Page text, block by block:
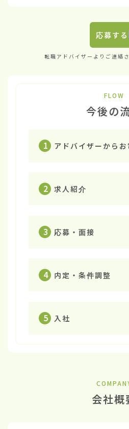
応募する
転職アドバイザーよりご連絡
FLOW
今後の
1 アドバイザーからお
2 求人紹介
3 応募・面接
4 内定・条件調整
5 入社
会社概